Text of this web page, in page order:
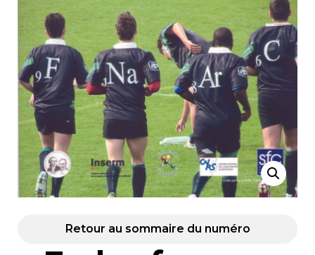
Retour au sommaire du numéro